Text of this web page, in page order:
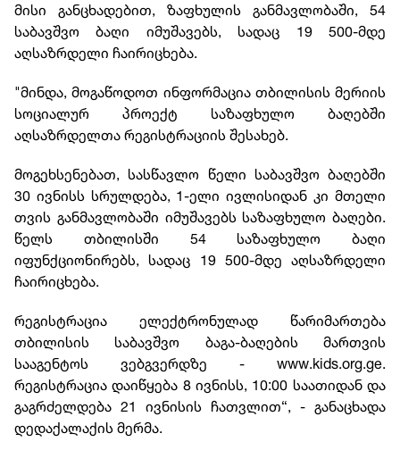
მისი განცხადებით, ზაფხულის განმავლობაში, 54
საბავშვო ბაღი იმუშავებს, სადაც 19 500-მდე
აღსაზრდელი ჩაირიცხება.
"მინდა, მოგაწოდოთ ინფორმაცია თბილისის მერიის
სოციალურ პროექტ საზაფხულო ბაღებში
აღსაზრდელთა რეგისტრაციის შესახებ.
მოგეხსენებათ, სასწავლო წელი საბავშვო ბაღებში
30 ივნისს სრულდება, 1-ელი ივლისიდან კი მთელი
თვის განმავლობაში იმუშავებს საზაფხულო ბაღები.
წელს თბილისში 54 საზაფხულო ბაღი
იფუნქციონირებს, სადაც 19 500-მდე აღსაზრდელი
ჩაირიცხება.
რეგისტრაცია ელექტრონულად წარიმართება
თბილისის საბავშვო ბაგა-ბაღების მართვის
სააგენტოს ვებგვერდზე - www.kids.org.ge.
რეგისტრაცია დაიწყება 8 ივნისს, 10:00 საათიდან და
გაგრძელდება 21 ივნისის ჩათვლით“, - განაცხადა
დედაქალაქის მერმა.